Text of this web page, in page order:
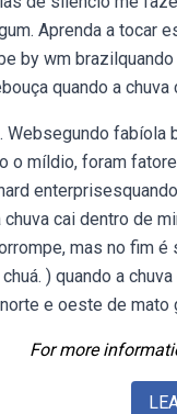
Aprenda a
by wm
quando a chuva
Websegundo
míldio, foram
cai dentro de
mas no fim
) quando a
e oeste de mato
For more